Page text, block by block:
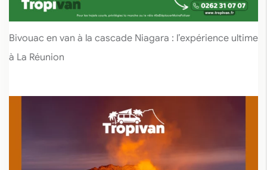
Bivouac en van à la cascade Niagara : l’expérience ultime
à La Réunion